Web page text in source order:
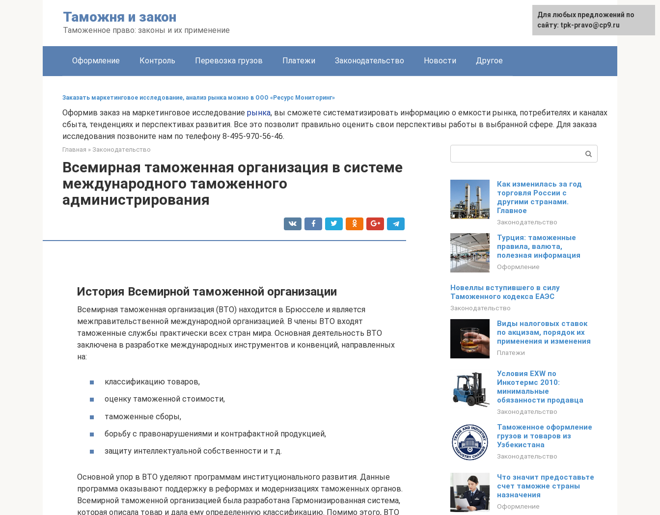
Таможня и закон
Таможенное право: законы и их применение
Оформление Контроль Перевозка грузов Платежи Законодательство Новости Другое
Заказать маркетинговое исследование, анализ рынка можно в ООО «Ресурс Мониторинг»
Оформив заказ на маркетинговое исследование рынка, вы сможете систематизировать информацию о емкости рынка, потребителях и каналах
сбыта, тенденциях и перспективах развития. Все это позволит правильно оценить свои перспективы работы в выбранной сфере. Для заказа
исследования позвоните нам по телефону 8-495-970-56-46.
Главная » Законодательство
Всемирная таможенная организация в системе
международного таможенного
администрирования
История Всемирной таможенной организации
Всемирная таможенная организация (ВТО) находится в Брюсселе и является
межправительственной международной организацией. В члены ВТО входят
таможенные службы практически всех стран мира. Основная деятельность ВТО
заключена в разработке международных инструментов и конвенций, направленных
на:
классификацию товаров,
оценку таможенной стоимости,
таможенные сборы,
борьбу с правонарушениями и контрафактной продукцией,
защиту интеллектуальной собственности и т.д.
Основной упор в ВТО уделяют программам институционального развития. Данные
программа оказывают поддержку в реформах и модернизациях таможенных органов.
Всемирной таможенной организацией была разработана Гармонизированная система,
которая описала товар и дала ему определенную классификацию. Помимо этого, ВТО
Как изменилась за год
торговля России с
другими странами.
Главное
Законодательство
Турция: таможенные
правила, валюта,
полезная информация
Оформление
Новеллы вступившего в силу
Таможенного кодекса ЕАЭС
Законодательство
Виды налоговых ставок
по акцизам, порядок их
применения и изменения
Платежи
Условия EXW по
Инкотермс 2010:
минимальные
обязанности продавца
Законодательство
Таможенное оформление
грузов и товаров из
Узбекистана
Законодательство
Что значит предоставьте
счет таможне страны
назначения
Оформление
Для любых предложений по
сайту: tpk-pravo@cp9.ru